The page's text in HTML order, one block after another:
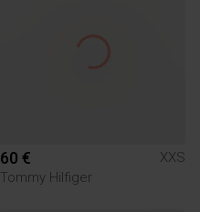
60 €
XXS
Tommy Hilfiger